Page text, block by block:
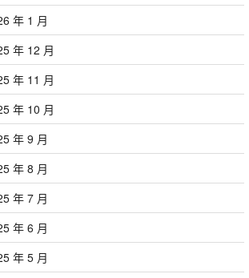
年 1 月
年 12 月
年 11 月
年 10 月
年 9 月
年 8 月
年 7 月
年 6 月
年 5 月